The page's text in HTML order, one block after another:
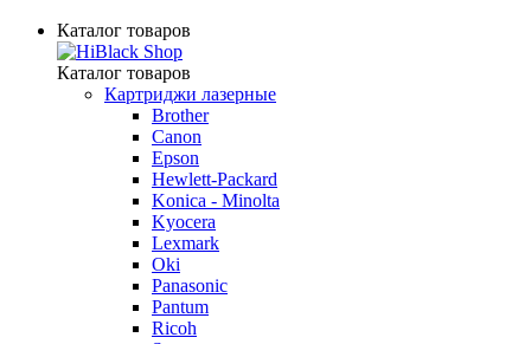
Каталог товаров
Каталог товаров
Картриджи лазерные
Brother
Canon
Epson
Hewlett-Packard
Konica - Minolta
Kyocera
Lexmark
Oki
Panasonic
Pantum
Ricoh